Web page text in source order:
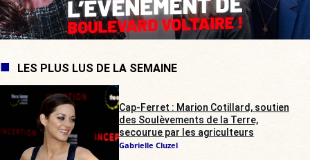
LES PLUS LUS DE LA SEMAINE
Cap-Ferret : Marion Cotillard, soutien
des Soulèvements de la Terre,
secourue par les agriculteurs
Gabrielle Cluzel